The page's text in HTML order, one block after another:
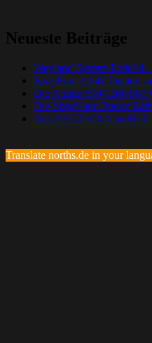
Neueste Beiträge
Weyland System Unit 64
SixtyFour (c64) Tastatur
Die Amiga 600/1200/500
Die SixtyFour Ducky
Das AKCZ CX-CaseKIT
Translate norths.de in your